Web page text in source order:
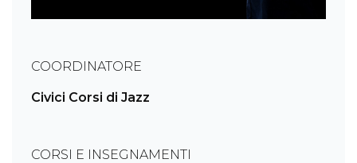
COORDINATORE
Civici Corsi di Jazz
CORSI E INSEGNAMENTI